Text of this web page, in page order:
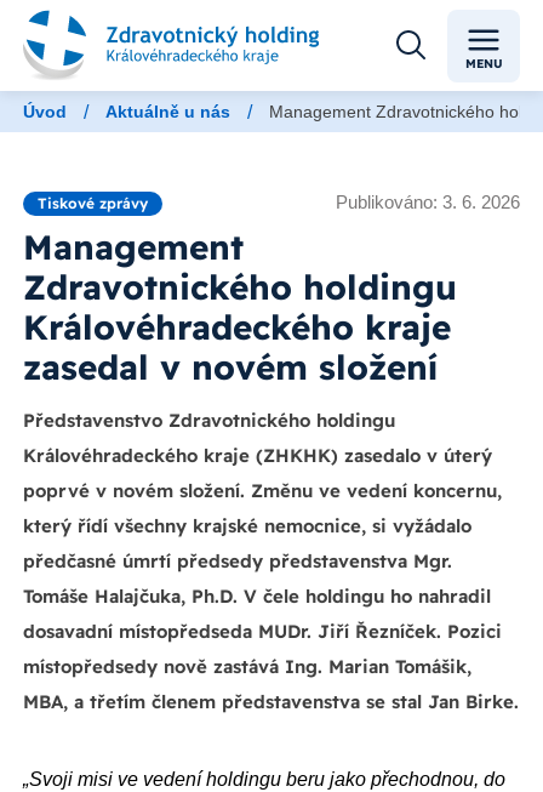
MENU
Úvod / Aktuálně u nás / Management Zdravotnického
Tiskové zprávy Publikováno: 3. 6. 2026
Management
Zdravotnického holdingu
Královéhradeckého kraje
zasedal v novém složení
Představenstvo Zdravotnického holdingu
Královéhradeckého kraje (ZHKHK) zasedalo v úterý
poprvé v novém složení. Změnu ve vedení koncernu,
který řídí všechny krajské nemocnice, si vyžádalo
předčasné úmrtí předsedy představenstva Mgr.
Tomáše Halajčuka, Ph.D. V čele holdingu ho nahradil
dosavadní místopředseda MUDr. Jiří Řezníček. Pozici
místopředsedy nově zastává Ing. Marian Tomášik,
MBA, a třetím členem představenstva se stal Jan Birke.
„Svoji misi ve vedení holdingu beru jako přechodnou, do